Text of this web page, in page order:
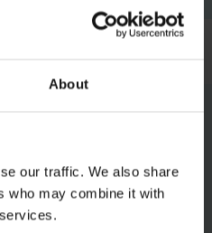
About
our traffic. We also share
who may combine it with